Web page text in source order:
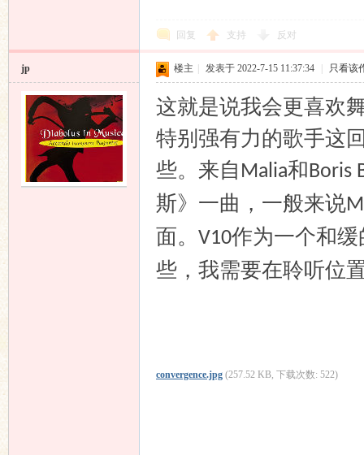
回复 支持 反对
jp 楼主 发表于 2022-7-15 11:37:34 只看该
这就是说我会更喜欢
特别强有力的歌手这
些。来自 Malia和Boris
斯》一曲，一般来说
面。 V10作为一个和
些，我需要在聆听位
convergence.jpg (257.52 KB, 下载次数: 522)